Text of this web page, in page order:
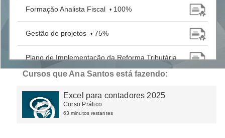
Formação Analista Fiscal • 100%
Gestão de projetos • 75%
Plano de Implementação da Reforma Tributária
• 90%
Cursos que Ana Santos está fazendo:
Excel para contadores 2025
Curso Prático
63 minutos restantes